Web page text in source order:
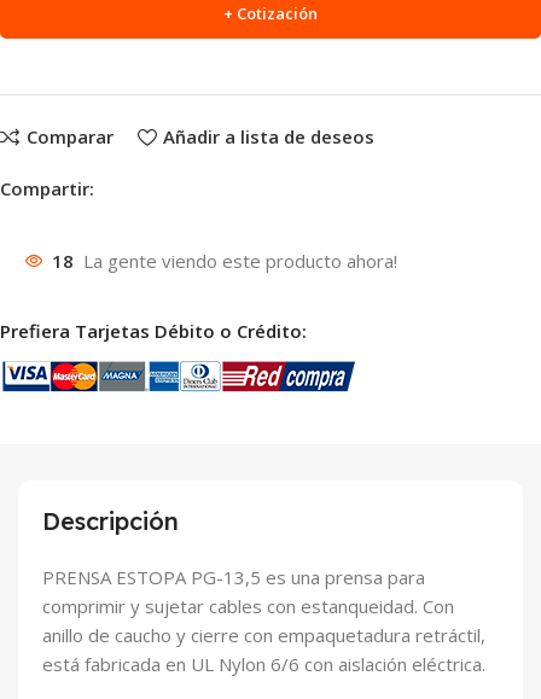
+ Cotización
Comparar Añadir a lista de deseos
Compartir:
18 La gente viendo este producto ahora!
Prefiera Tarjetas Débito o Crédito:
Descripción
PRENSA ESTOPA PG-13,5 es una prensa para
comprimir y sujetar cables con estanqueidad. Con
anillo de caucho y cierre con empaquetadura retráctil,
está fabricada en UL Nylon 6/6 con aislación eléctrica.